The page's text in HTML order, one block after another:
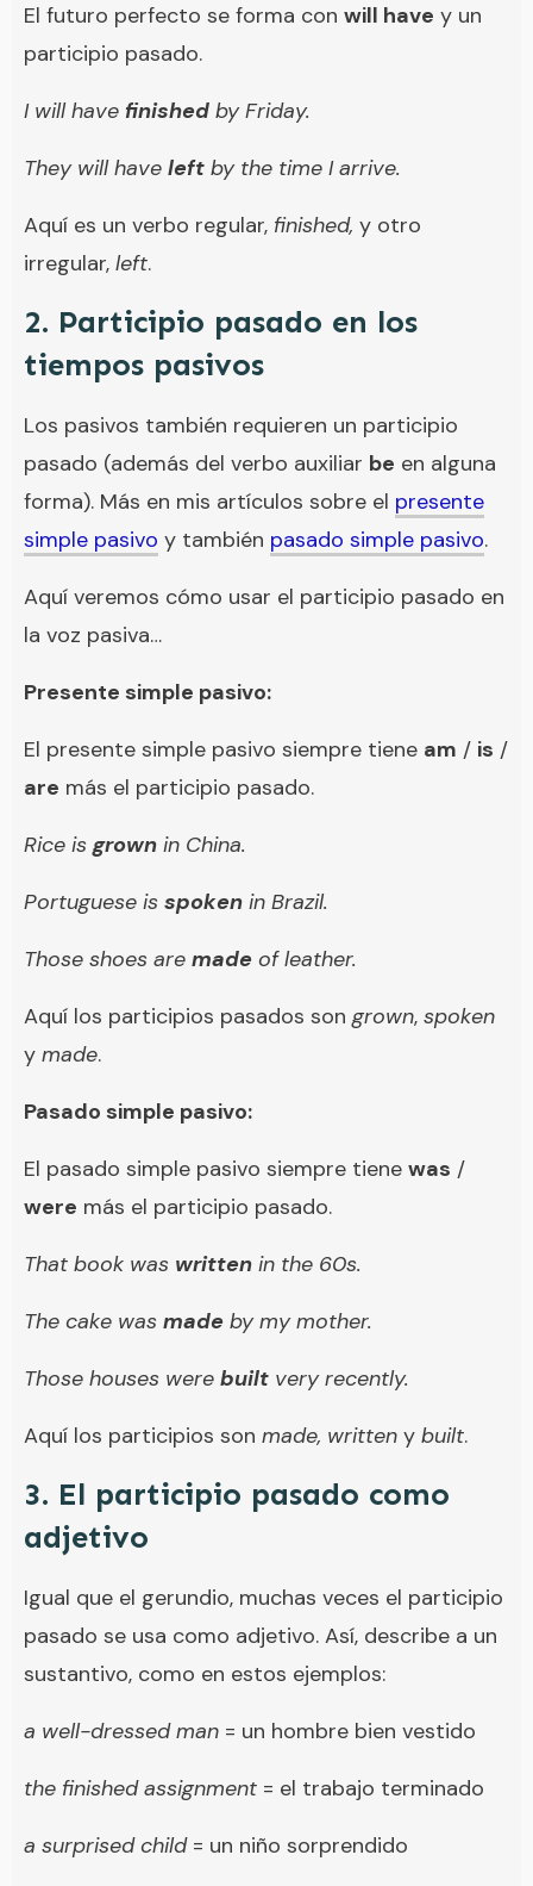
El futuro perfecto se forma con will have y un
participio pasado.
I will have finished by Friday.
They will have left by the time I arrive.
Aquí es un verbo regular, finished, y otro
irregular, left.
2. Participio pasado en los
tiempos pasivos
Los pasivos también requieren un participio
pasado (además del verbo auxiliar be en alguna
forma). Más en mis artículos sobre el presente
simple pasivo y también pasado simple pasivo.
Aquí veremos cómo usar el participio pasado en
la voz pasiva…
Presente simple pasivo:
El presente simple pasivo siempre tiene am / is /
are más el participio pasado.
Rice is grown in China.
Portuguese is spoken in Brazil.
Those shoes are made of leather.
Aquí los participios pasados son grown, spoken
y made.
Pasado simple pasivo:
El pasado simple pasivo siempre tiene was /
were más el participio pasado.
That book was written in the 60s.
The cake was made by my mother.
Those houses were built very recently.
Aquí los participios son made, written y built.
3. El participio pasado como
adjetivo
Igual que el gerundio, muchas veces el participio
pasado se usa como adjetivo. Así, describe a un
sustantivo, como en estos ejemplos:
a well-dressed man = un hombre bien vestido
the finished assignment = el trabajo terminado
a surprised child= un niño sorprendido